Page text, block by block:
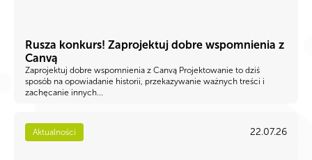
Rusza konkurs! Zaprojektuj dobre wspomnienia z
Canvą
Zaprojektuj dobre wspomnienia z Canvą Projektowanie to dziś
sposób na opowiadanie historii, przekazywanie ważnych treści i
zachęcanie innych...
Aktualności 22.07.26